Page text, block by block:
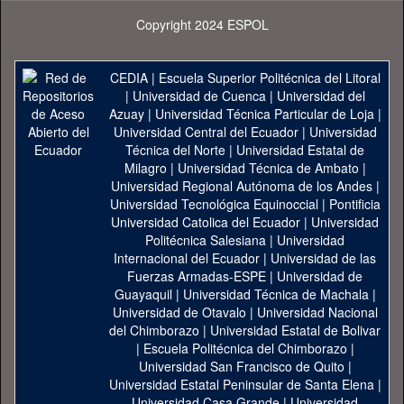
Copyright 2024 ESPOL
CEDIA| Escuela Superior Politécnica del Litoral
| Universidad de Cuenca| Universidad del
Azuay| Universidad Técnica Particular de Loja|
Universidad Central del Ecuador| Universidad
Técnica del Norte | Universidad Estatal de
Milagro | Universidad Técnica de Ambato |
Universidad Regional Autónoma de los Andes|
Universidad Tecnológica Equinoccial| Pontificia
Universidad Catolica del Ecuador | Universidad
Politécnica Salesiana | Universidad
Internacional del Ecuador | Universidad de las
Fuerzas Armadas-ESPE | Universidad de
Guayaquil| Universidad Técnica de Machala|
Universidad de Otavalo | Universidad Nacional
del Chimborazo | Universidad Estatal de Bolivar
| Escuela Politécnica del Chimborazo |
Universidad San Francisco de Quito |
Universidad Estatal Peninsular de Santa Elena|